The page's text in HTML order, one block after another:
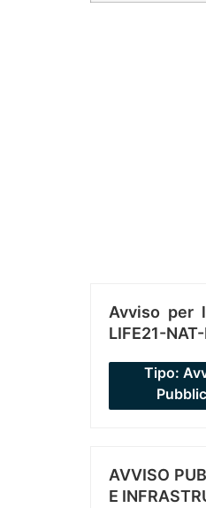
Avviso per
LIFE21-
Tipo:
AVVISO
E